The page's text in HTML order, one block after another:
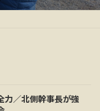
力／北側幹事長が強